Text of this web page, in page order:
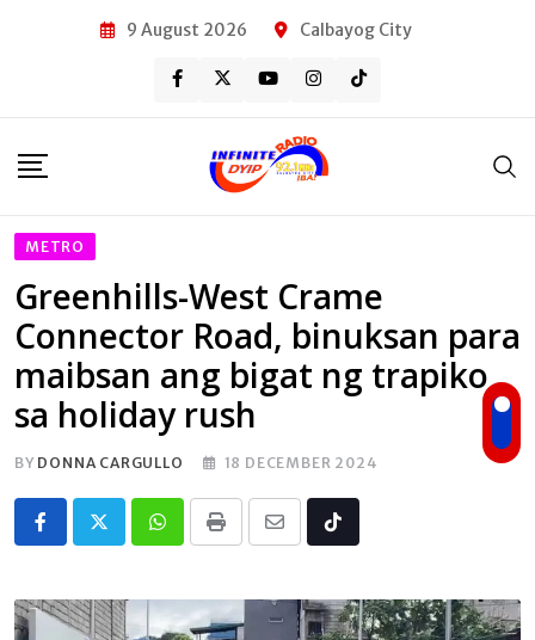
9 August 2026 Calbayog City
METRO
Greenhills-West Crame
Connector Road, binuksan para
maibsan ang bigat ng trapiko
sa holiday rush
BY DONNA CARGULLO 18 DECEMBER 2024
Whatsapp
Print
Share
Email
Tiktok